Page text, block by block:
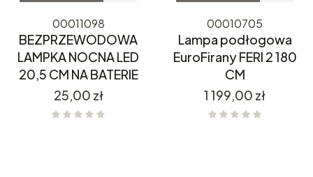
00011098
BEZPRZEWODOWA
LAMPKA NOCNA LED
20,5 CM NA BATERIE
Cena
25,00 zł
00010705
Lampa podłogowa
EuroFirany FERI 2 180
CM
Cena
1 199,00 zł